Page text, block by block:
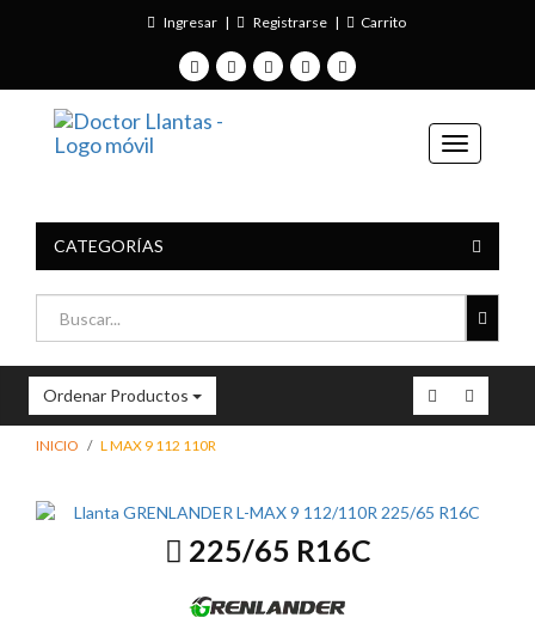
Ingresar | Registrarse | Carrito
CATEGORÍAS
Ordenar Productos
INICIO L MAX 9 112 110R
225/65 R16C